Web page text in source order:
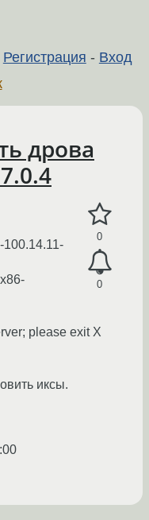
Регистрация - Вход
дрова
0
0
please exit X
иксы.